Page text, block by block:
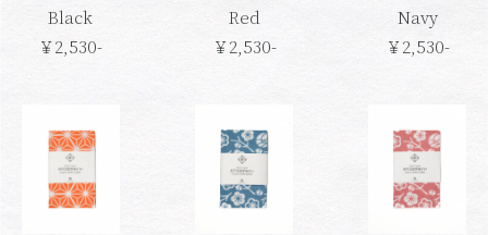
Black
￥2,530-
Red
￥2,530-
Navy
￥2,530-